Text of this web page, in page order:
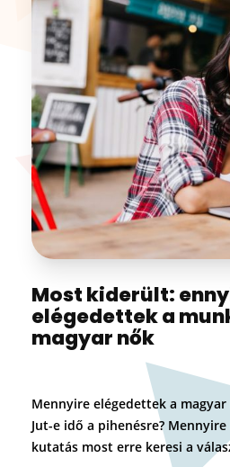
Most kiderült:
elégedettek a
magyar nők
Mennyire elégedettek a
Jut-e idő a pihenésre?
kutatás most erre keresi a